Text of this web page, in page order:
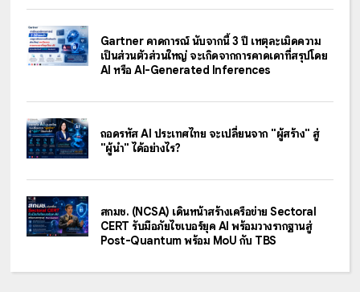
Gartner คาดการณ์ นับจากนี้ 3 ปี เหตุละเมิดความ
เป็นส่วนตัวส่วนใหญ่ จะเกิดจากการคาดเดาที่สรุปโดย
AI หรือ AI-Generated Inferences
ถอดรหัส AI ประเทศไทย จะเปลี่ยนจาก "ผู้สร้าง" สู่
"ผู้นำ" ได้อย่างไร?
สกมช. (NCSA) เดินหน้าสร้างเครือข่าย Sectoral
CERT รับมือภัยไซเบอร์ยุค AI พร้อมวางรากฐานสู่
Post-Quantum พร้อม MoU กับ TBS